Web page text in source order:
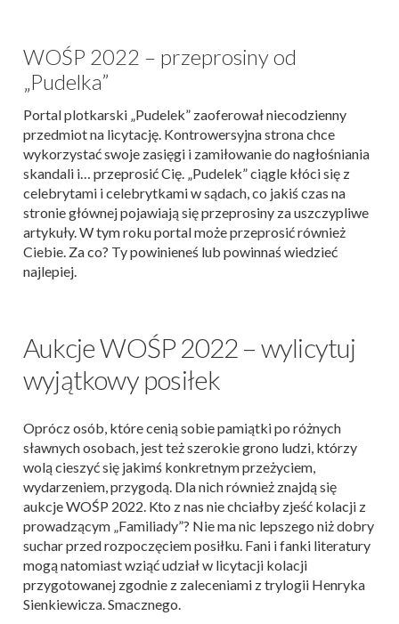
WOŚP 2022 – przeprosiny od
„Pudelka”
Portal plotkarski „Pudelek” zaoferował niecodzienny
przedmiot na licytację. Kontrowersyjna strona chce
wykorzystać swoje zasięgi i zamiłowanie do nagłośniania
skandali i… przeprosić Cię. „Pudelek” ciągle kłóci się z
celebrytami i celebrytkami w sądach, co jakiś czas na
stronie głównej pojawiają się przeprosiny za uszczypliwe
artykuły. W tym roku portal może przeprosić również
Ciebie. Za co? Ty powinieneś lub powinnaś wiedzieć
najlepiej.
Aukcje WOŚP 2022 – wylicytuj
wyjątkowy posiłek
Oprócz osób, które cenią sobie pamiątki po różnych
sławnych osobach, jest też szerokie grono ludzi, którzy
wolą cieszyć się jakimś konkretnym przeżyciem,
wydarzeniem, przygodą. Dla nich również znajdą się
aukcje WOŚP 2022. Kto z nas nie chciałby zjeść kolacji z
prowadzącym „Familiady”? Nie ma nic lepszego niż dobry
suchar przed rozpoczęciem posiłku. Fani i fanki literatury
mogą natomiast wziąć udział w licytacji kolacji
przygotowanej zgodnie z zaleceniami z trylogii Henryka
Sienkiewicza. Smacznego.